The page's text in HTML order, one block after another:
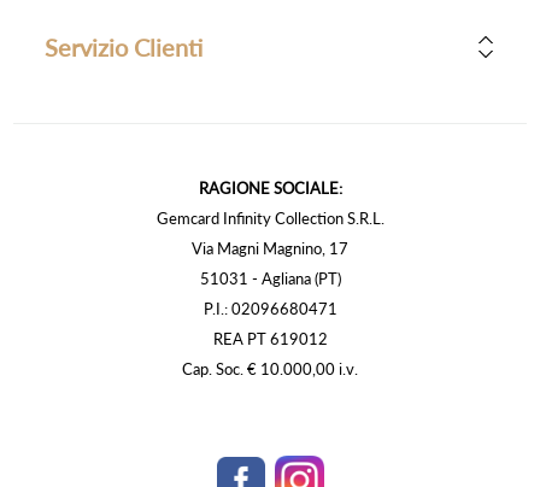
Servizio Clienti
RAGIONE SOCIALE:
Gemcard Infinity Collection S.R.L.
Via Magni Magnino, 17
51031 - Agliana (PT)
P.I.: 02096680471
REA PT 619012
Cap. Soc. € 10.000,00 i.v.